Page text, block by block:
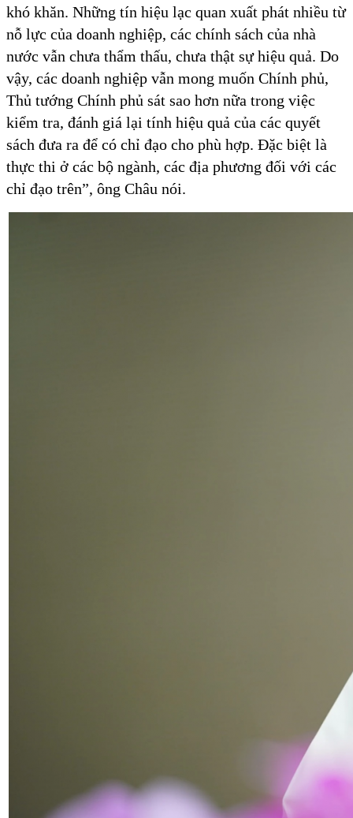
khó khăn. Những tín hiệu lạc quan xuất phát nhiều từ
nỗ lực của doanh nghiệp, các chính sách của nhà
nước vẫn chưa thẩm thấu, chưa thật sự hiệu quả. Do
vậy, các doanh nghiệp vẫn mong muốn Chính phủ,
Thủ tướng Chính phủ sát sao hơn nữa trong việc
kiểm tra, đánh giá lại tính hiệu quả của các quyết
sách đưa ra để có chỉ đạo cho phù hợp. Đặc biệt là
thực thi ở các bộ ngành, các địa phương đối với các
chỉ đạo trên”, ông Châu nói.